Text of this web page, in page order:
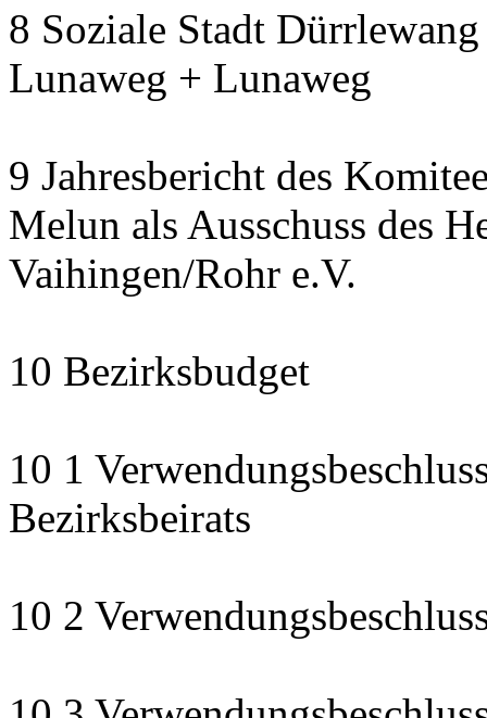
8 Soziale Stadt
Lunaweg + Lunaweg
9 Jahresbericht des
Melun als Ausschuss des
Vaihingen/Rohr e.V.
10 Bezirksbudget
10 1
Bezirksbeirats
10 2